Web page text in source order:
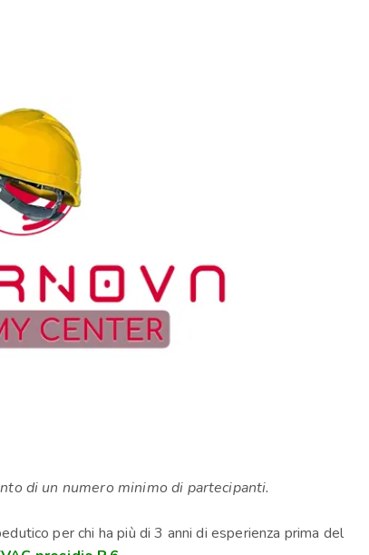
di un numero minimo di partecipanti.
per chi ha più di 3 anni di esperienza prima del